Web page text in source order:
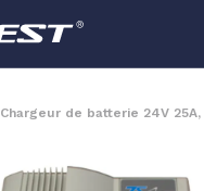
Chargeur de batterie 24V